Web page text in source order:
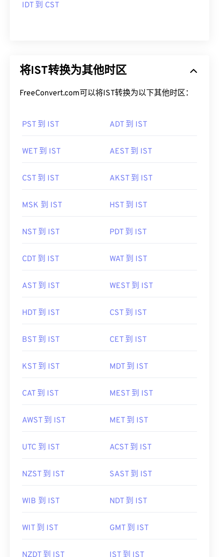
IDT 到 CST
将IST转换为其他时区
FreeConvert.com可以将IST转换为以下其他时区：
PST 到 IST ADT 到 IST
WET 到 IST AEST 到 IST
CST 到 IST AKST 到 IST
MSK 到 IST HST 到 IST
NST 到 IST PDT 到 IST
CDT 到 IST WAT 到 IST
AST 到 IST WEST 到 IST
HDT 到 IST CST 到 IST
BST 到 IST CET 到 IST
KST 到 IST MDT 到 IST
CAT 到 IST MEST 到 IST
AWST 到 IST MET 到 IST
UTC 到 IST ACST 到 IST
NZST 到 IST SAST 到 IST
WIB 到 IST NDT 到 IST
WIT 到 IST GMT 到 IST
NZDT 到 IST IST 到 IST